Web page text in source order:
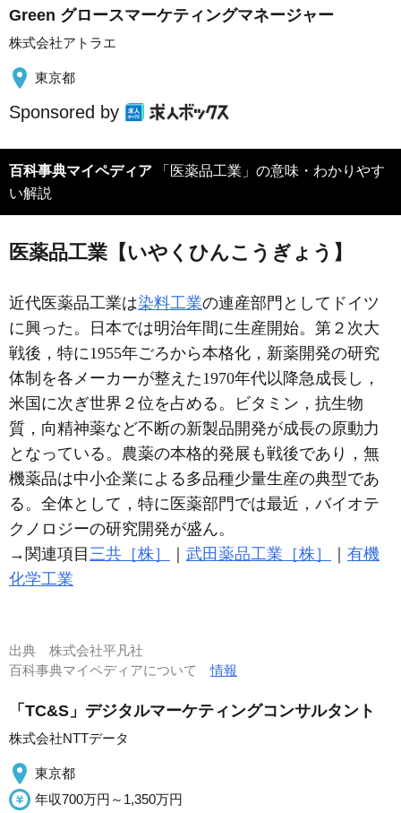
Green グロースマーケティングマネージャー
株式会社アトラエ
東京都
Sponsored by
百科事典マイペディア 「医薬品工業」の意味・わかりやす
い解説
医薬品工業【いやくひんこうぎょう】
近代医薬品工業は染料工業の連産部門としてドイツ
に興った。日本では明治年間に生産開始。第２次大
戦後，特に1955年ごろから本格化，新薬開発の研究
体制を各メーカーが整えた1970年代以降急成長し，
米国に次ぎ世界２位を占める。ビタミン，抗生物
質，向精神薬など不断の新製品開発が成長の原動力
となっている。農薬の本格的発展も戦後であり，無
機薬品は中小企業による多品種少量生産の典型であ
る。全体として，特に医薬部門では最近，バイオテ
クノロジーの研究開発が盛ん。
→関連項目 三共［株］ 武田薬品工業［株］
有機
化学工業
出典 株式会社平凡社
百科事典マイペディアについて情報
「TC&S」デジタルマーケティングコンサルタント
株式会社NTTデータ
東京都
年収700万円～1,350万円